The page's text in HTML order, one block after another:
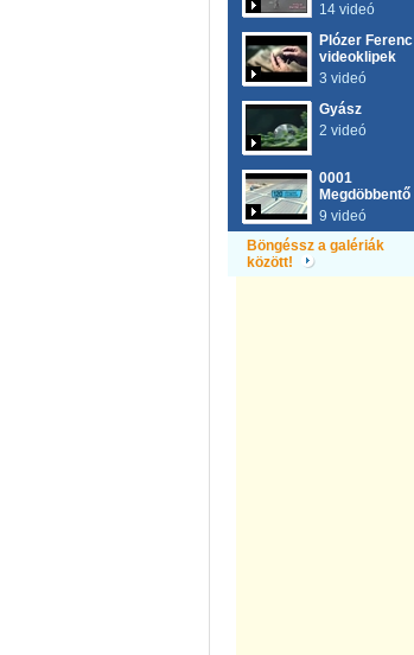
14 videó
Plózer Ferenc
videoklipek
3 videó
Gyász
2 videó
0001
Megdöbbentő
9 videó
Böngéssz a galériák
között!